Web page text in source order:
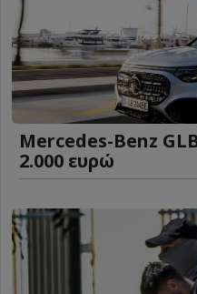
Mercedes-Benz
2.000 ευρώ